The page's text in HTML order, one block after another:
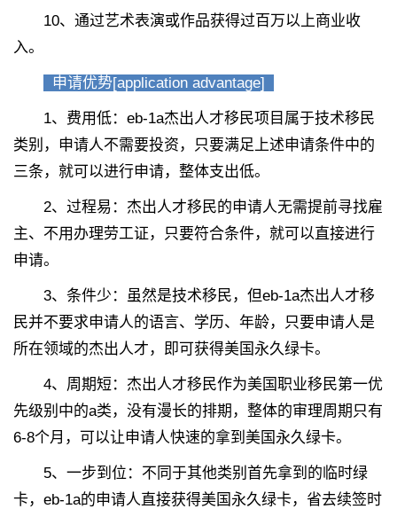
10、通过艺术表演或作品获得过百万以上商业收
入。
申请优势[application advantage]
1、费用低：eb-1a杰出人才移民项目属于技术移民
类别，申请人不需要投资，只要满足上述申请条件中的
三条，就可以进行申请，整体支出低。
2、 过程易：杰出人才移民的申请人无需提前寻找雇
主、不用办理劳工证，只要符合条件，就可以直接进行
申请。
3、 条件少：虽然是技术移民，但eb-1a杰出人才移
民并不要求申请人的语言、学历、年龄，只要申请人是
所在领域的杰出人才，即可获得美国永久绿卡。
4、 周期短：杰出人才移民作为美国职业移民第一优
先级别中的a类，没有漫长的排期，整体的审理周期只有
6-8个月，可以让申请人快速的拿到美国永久绿卡。
5、 一步到位：不同于其他类别首先拿到的临时绿
卡，eb-1a的申请人直接获得美国永久绿卡，省去续签时